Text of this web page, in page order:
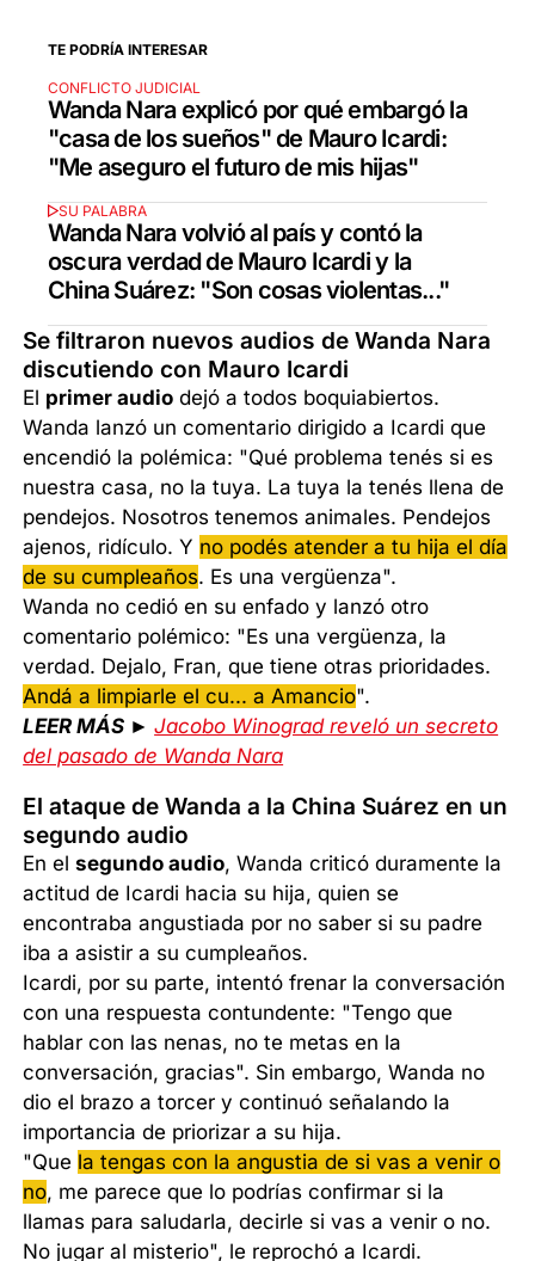
TE PODRÍA INTERESAR
CONFLICTO JUDICIAL
Wanda Nara explicó por qué embargó la
"casa de los sueños" de Mauro Icardi:
"Me aseguro el futuro de mis hijas"
SU PALABRA
Wanda Nara volvió al país y contó la
oscura verdad de Mauro Icardi y la
China Suárez: "Son cosas violentas..."
Se filtraron nuevos audios de Wanda Nara
discutiendo con Mauro Icardi
El primer audio dejó a todos boquiabiertos.
Wanda lanzó un comentario dirigido a Icardi que
encendió la polémica: "Qué problema tenés si es
nuestra casa, no la tuya. La tuya la tenés llena de
pendejos. Nosotros tenemos animales. Pendejos
ajenos, ridículo. Y no podés atender a tu hija el día
de su cumpleaños. Es una vergüenza".
Wanda no cedió en su enfado y lanzó otro
comentario polémico: "Es una vergüenza, la
verdad. Dejalo, Fran, que tiene otras prioridades.
Andá a limpiarle el cu... a Amancio".
LEER MÁS ►Jacobo Winograd reveló un secreto
del pasado de Wanda Nara
El ataque de Wanda a la China Suárez en un
segundo audio
En elsegundo audio, Wanda criticó duramente la
actitud de Icardi hacia su hija, quien se
encontraba angustiada por no saber si su padre
iba a asistir a su cumpleaños.
Icardi, por su parte, intentó frenar la conversación
con una respuesta contundente: "Tengo que
hablar con las nenas, no te metas en la
conversación, gracias". Sin embargo, Wanda no
dio el brazo a torcer y continuó señalando la
importancia de priorizar a su hija.
"Que la tengas con la angustia de si vas a venir o
no, me parece que lo podrías confirmar si la
llamas para saludarla, decirle si vas a venir o no.
No jugar al misterio", le reprochó a Icardi.